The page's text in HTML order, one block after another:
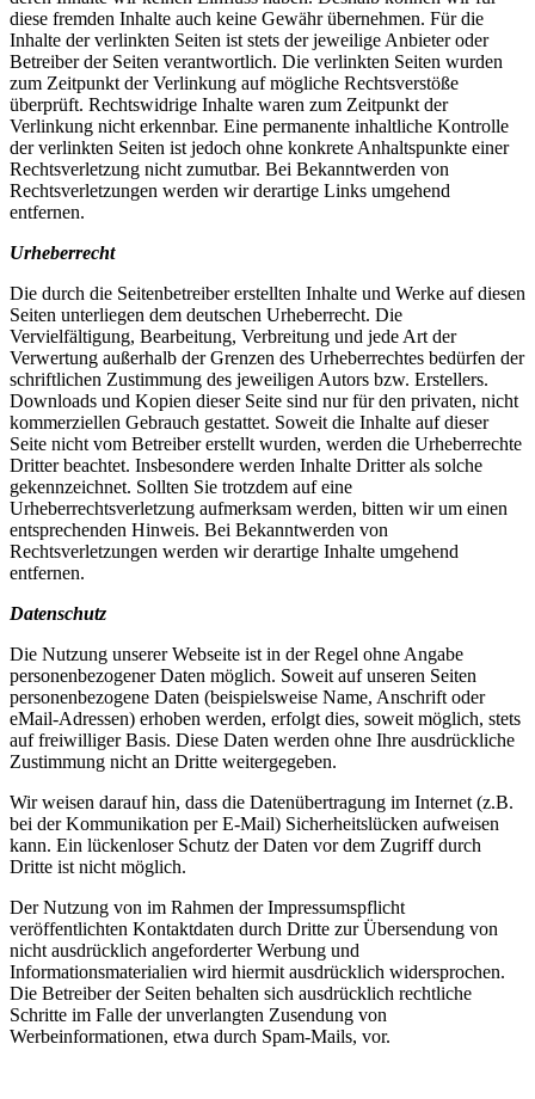
diese fremden Inhalte auch keine Gewähr übernehmen. Für die
Inhalte der verlinkten Seiten ist stets der jeweilige Anbieter oder
Betreiber der Seiten verantwortlich. Die verlinkten Seiten wurden
zum Zeitpunkt der Verlinkung auf mögliche Rechtsverstöße
überprüft. Rechtswidrige Inhalte waren zum Zeitpunkt der
Verlinkung nicht erkennbar. Eine permanente inhaltliche Kontrolle
der verlinkten Seiten ist jedoch ohne konkrete Anhaltspunkte einer
Rechtsverletzung nicht zumutbar. Bei Bekanntwerden von
Rechtsverletzungen werden wir derartige Links umgehend
entfernen.
Urheberrecht
Die durch die Seitenbetreiber erstellten Inhalte und Werke auf diesen
Seiten unterliegen dem deutschen Urheberrecht. Die
Vervielfältigung, Bearbeitung, Verbreitung und jede Art der
Verwertung außerhalb der Grenzen des Urheberrechtes bedürfen der
schriftlichen Zustimmung des jeweiligen Autors bzw. Erstellers.
Downloads und Kopien dieser Seite sind nur für den privaten, nicht
kommerziellen Gebrauch gestattet. Soweit die Inhalte auf dieser
Seite nicht vom Betreiber erstellt wurden, werden die Urheberrechte
Dritter beachtet. Insbesondere werden Inhalte Dritter als solche
gekennzeichnet. Sollten Sie trotzdem auf eine
Urheberrechtsverletzung aufmerksam werden, bitten wir um einen
entsprechenden Hinweis. Bei Bekanntwerden von
Rechtsverletzungen werden wir derartige Inhalte umgehend
entfernen.
Datenschutz
Die Nutzung unserer Webseite ist in der Regel ohne Angabe
personenbezogener Daten möglich. Soweit auf unseren Seiten
personenbezogene Daten (beispielsweise Name, Anschrift oder
eMail-Adressen) erhoben werden, erfolgt dies, soweit möglich, stets
auf freiwilliger Basis. Diese Daten werden ohne Ihre ausdrückliche
Zustimmung nicht an Dritte weitergegeben.
Wir weisen darauf hin, dass die Datenübertragung im Internet (z.B.
bei der Kommunikation per E-Mail) Sicherheitslücken aufweisen
kann. Ein lückenloser Schutz der Daten vor dem Zugriff durch
Dritte ist nicht möglich.
Der Nutzung von im Rahmen der Impressumspflicht
veröffentlichten Kontaktdaten durch Dritte zur Übersendung von
nicht ausdrücklich angeforderter Werbung und
Informationsmaterialien wird hiermit ausdrücklich widersprochen.
Die Betreiber der Seiten behalten sich ausdrücklich rechtliche
Schritte im Falle der unverlangten Zusendung von
Werbeinformationen, etwa durch Spam-Mails, vor.